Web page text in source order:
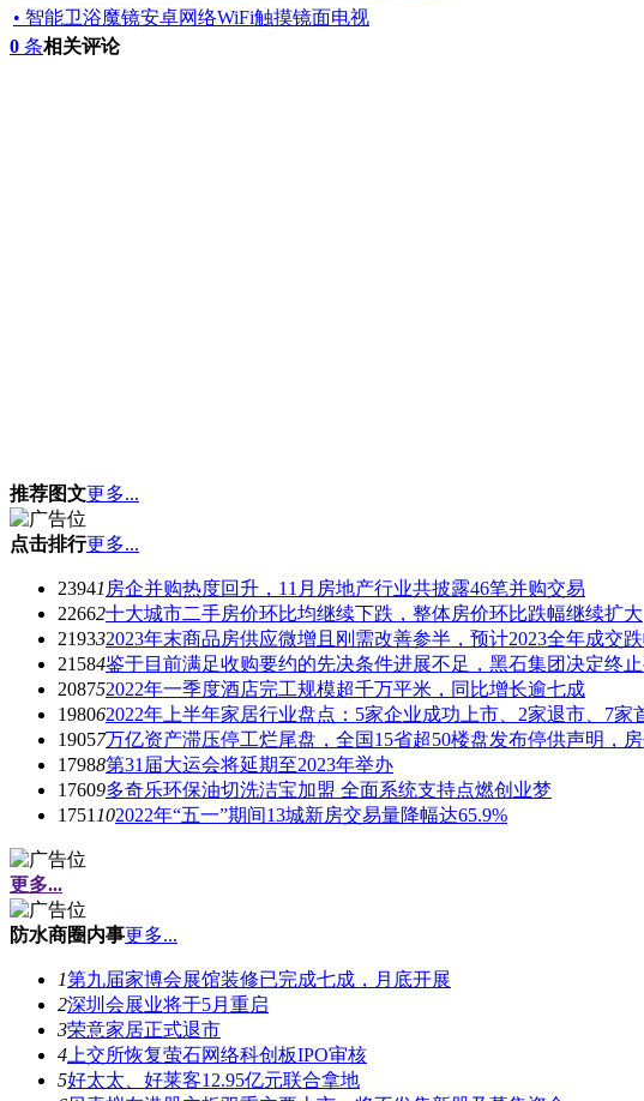
• 智能卫浴魔镜安卓网络WiFi触摸镜面电视
0 条相关评论
推荐图文更多...
点击排行更多...
23941 房企并购热度回升，11月房地产行业共披露46笔并购交易
22662十大城市二手房价环比均继续下跌，整体房价环比跌幅继续扩大
219332023年末商品房供应微增且刚需改善参半，预计2023全年成交跌
21584鉴于目前满足收购要约的先决条件进展不足，黑石集团决定终
208752022年一季度酒店完工规模超千万平米，同比增长逾七成
198062022年上半年家居行业盘点：5家企业成功上市、2家退市、7家
19057万亿资产滞压停工烂尾盘，全国15省超50楼盘发布停供声明，
17988第31届大运会将延期至2023年举办
17609多奇乐环保油切洗洁宝加盟 全面系统支持点燃创业梦
1751 102022年“五一”期间13城新房交易量降幅达65.9%
更多...
防水商圈内事更多...
1第九届家博会展馆装修已完成七成，月底开展
2深圳会展业将于5月重启
3荣意家居正式退市
4 上交所恢复萤石网络科创板IPO审核
5好太太、好莱客12.95亿元联合拿地